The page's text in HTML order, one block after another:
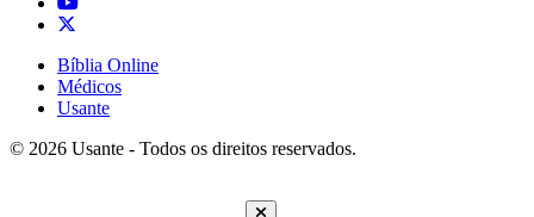
Bíblia Online
Médicos
Usante
© 2026 Usante - Todos os direitos reservados.